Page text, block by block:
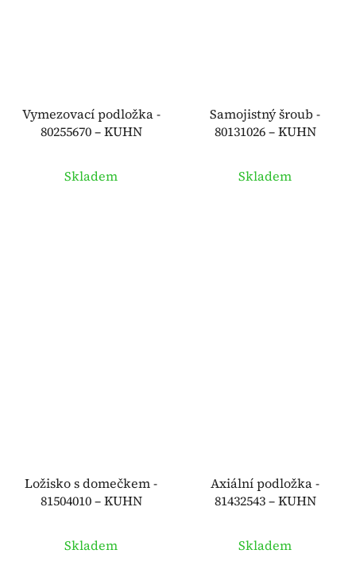
Vymezovací podložka -
80255670 – KUHN
Skladem
Samojistný šroub -
80131026 – KUHN
Skladem
Ložisko s domečkem -
81504010 – KUHN
Skladem
Axiální podložka -
81432543 – KUHN
Skladem